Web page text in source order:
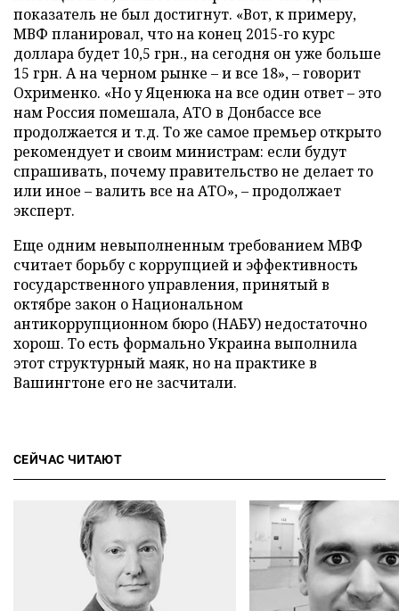
показатель не был достигнут. «Вот, к примеру,
МВФ планировал, что на конец 2015-го курс
доллара будет 10,5 грн., на сегодня он уже больше
15 грн. А на черном рынке – и все 18», – говорит
Охрименко. «Но у Яценюка на все один ответ – это
нам Россия помешала, АТО в Донбассе все
продолжается и т.д. То же самое премьер открыто
рекомендует и своим министрам: если будут
спрашивать, почему правительство не делает то
или иное – валить все на АТО», – продолжает
эксперт.
Еще одним невыполненным требованием МВФ
считает борьбу с коррупцией и эффективность
государственного управления, принятый в
октябре закон о Национальном
антикоррупционном бюро (НАБУ) недостаточно
хорош. То есть формально Украина выполнила
этот структурный маяк, но на практике в
Вашингтоне его не засчитали.
СЕЙЧАС ЧИТАЮТ